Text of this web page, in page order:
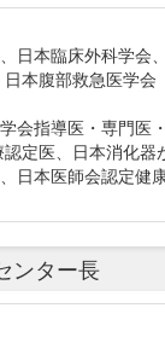
日本臨床外科学会
本腹部救急医学会
会指導医・専門医
定医、日本消化
日本医師会認定健
ンター長